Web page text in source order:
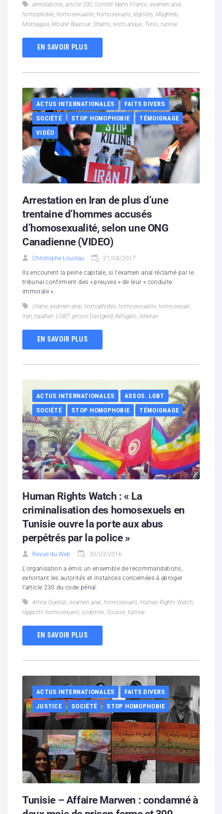
arrestations, article 230, Comité Idaho France, examen anal,
homophobie, homosexualite, homosexuels, légistes, Maghreb,
Mornaguia, Mounir Baatour, Shams, tests anaux, Tunis, tunisie
EN SAVOIR PLUS
ACTUS INTERNATIONALES
FAITS DIVERS
SOCIÉTÉ
STOP HOMOPHOBIE
TÉMOIGNAGE
VIDÉO
Arrestation en Iran de plus d’une
trentaine d’hommes accusés
d’homosexualité, selon une ONG
Canadienne (VIDEO)
Christophe Loustau 21/04/2017
Ils encourent la peine capitale, si l'examen anal réclamé par le
tribunal confirment des « preuves » de leur « conduite
immorale ».
charia, examen anal, homophobie, homosexualite, homosexuel,
Iran, Ispahan, LGBT, prison Dastgerd, Réfugiés, teheran
EN SAVOIR PLUS
ACTUS INTERNATIONALES
ASSOS. LGBT
SOCIÉTÉ
STOP HOMOPHOBIE TÉMOIGNAGE
Human Rights Watch : « La
criminalisation des homosexuels en
Tunisie ouvre la porte aux abus
perpétrés par la police »
Revue du Web 30/03/2016
L'organisation a émis un ensemble de recommandations,
exhortant les autorités et instances concernées à abroger
l’article 230 du code pénal.
Amna Guellali examen anal homosexuels Human Rights Watch
rapports homosexuels sodomie Sousse tunisie
EN SAVOIR PLUS
ACTUS INTERNATIONALES
FAITS DIVERS
JUSTICE
SOCIÉTÉ STOP HOMOPHOBIE
Tunisie – Affaire Marwen : condamné à